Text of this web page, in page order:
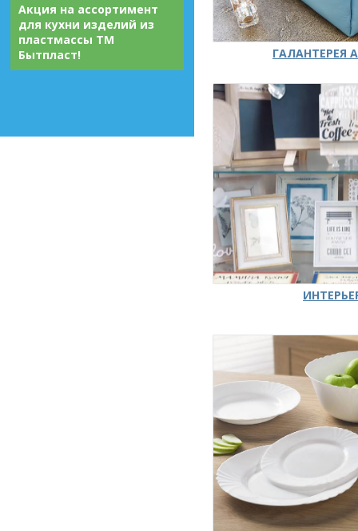
Акция на ассортимент
для кухни изделий из
пластмассы ТМ
Бытпласт!
ГАЛАНТЕРЕЯ